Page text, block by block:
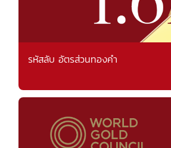
รหัสลับ อัตรส่วนทองคำ